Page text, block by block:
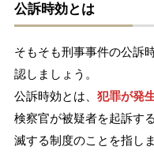
公訴時効とは
そもそも刑事事件の公訴
認しましょう。
公訴時効とは、 犯罪が発
検察官が被疑者を起訴す
滅する制度のことを指し